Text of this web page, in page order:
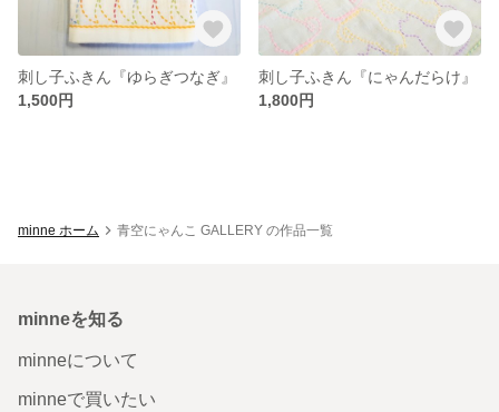
刺し子ふきん『ゆらぎつなぎ』
1,500円
刺し子ふきん『にゃんだらけ』
1,800円
minne ホーム 青空にゃんこ GALLERY の作品一覧
minneを知る
minneについて
minneで買いたい